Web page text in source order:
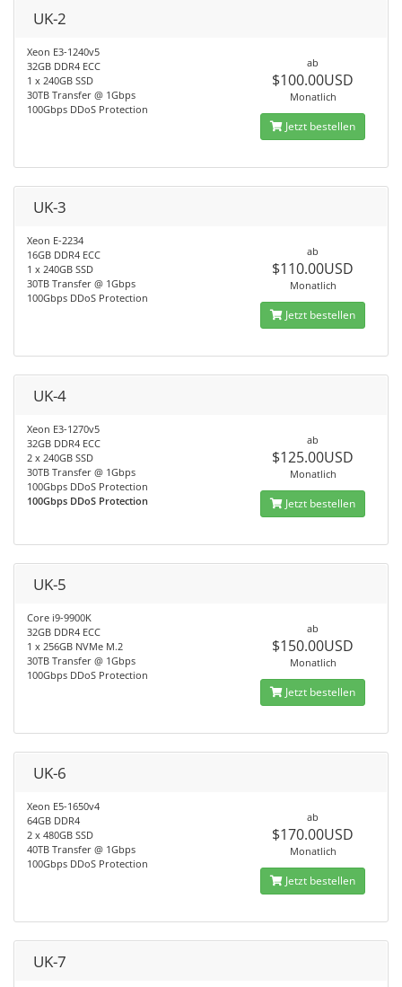
UK-2
Xeon E3-1240v5
32GB DDR4 ECC
1 x 240GB SSD
30TB Transfer @ 1Gbps
100Gbps DDoS Protection
ab
$100.00USD
Monatlich
Jetzt bestellen
UK-3
Xeon E-2234
16GB DDR4 ECC
1 x 240GB SSD
30TB Transfer @ 1Gbps
100Gbps DDoS Protection
ab
$110.00USD
Monatlich
Jetzt bestellen
UK-4
Xeon E3-1270v5
32GB DDR4 ECC
2 x 240GB SSD
30TB Transfer @ 1Gbps
100Gbps DDoS Protection
100Gbps DDoS Protection
ab
$125.00USD
Monatlich
Jetzt bestellen
UK-5
Core i9-9900K
32GB DDR4 ECC
1 x 256GB NVMe M.2
30TB Transfer @ 1Gbps
100Gbps DDoS Protection
ab
$150.00USD
Monatlich
Jetzt bestellen
UK-6
Xeon E5-1650v4
64GB DDR4
2 x 480GB SSD
40TB Transfer @ 1Gbps
100Gbps DDoS Protection
ab
$170.00USD
Monatlich
Jetzt bestellen
UK-7